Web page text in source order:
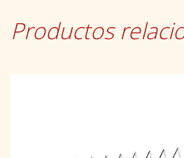
Productos